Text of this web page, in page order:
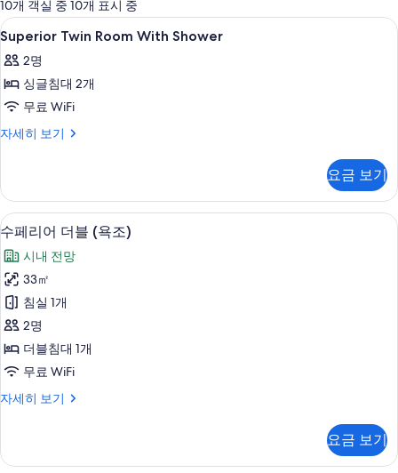
사
용
가
능
한
터
10개 객실 중 10개 표시 중
Superior
Twin
Room
With
Shower
사
두
보
기
객실 내 금고, 책상, 암막 커튼, 다리미/
2
Superior Twin Room With Shower
2명
싱글침대 2개
무료 WiFi
자세히 보기
Superior
Shower
자
세
히
보
기
요금 보기
수
페
리
어
더
블
(욕
사
모
객실 내 금고, 책상, 암막 커튼, 다리미/
5
수페리어 더블 (욕조)
시내 전망
33㎡
침실 1개
2명
더블침대 1개
무료 WiFi
자세히 보기
수
더
요금 보기